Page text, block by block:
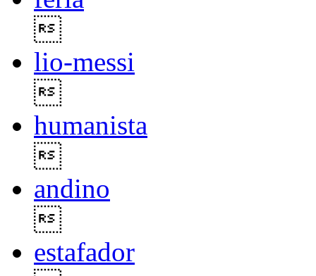
lio-messi
humanista
andino
estafador